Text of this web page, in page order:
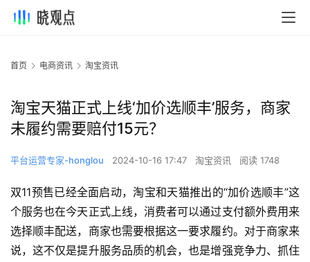
首页 电商资讯 淘宝资讯
淘宝天猫正式上线‘加价选顺丰’服务，商家
未履约需要赔付15元？
平台运营专家-honglou 2024-10-16 17:47 淘宝资讯 阅读 1748
双11预售已经全面启动，淘宝和天猫推出的“加价选顺丰”这
个服务也在今天正式上线，消费者可以通过支付额外费用来
选择顺丰配送，商家也需要根据这一要求履约。对于商家来
说，这不仅是提升服务品质的机会，也是增强竞争力、抓住